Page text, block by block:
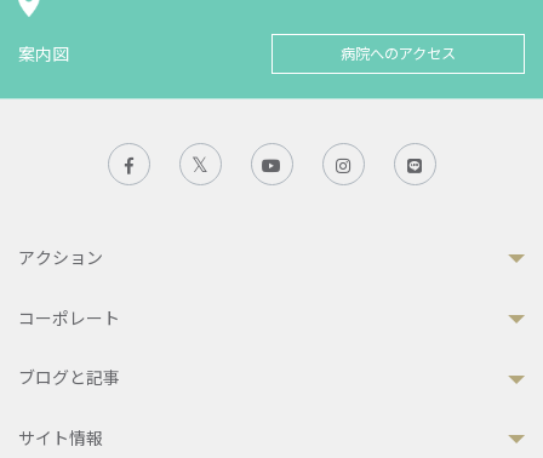
案内図 病院へのアクセス
アクション
コーポレート
ブログと記事
サイト情報